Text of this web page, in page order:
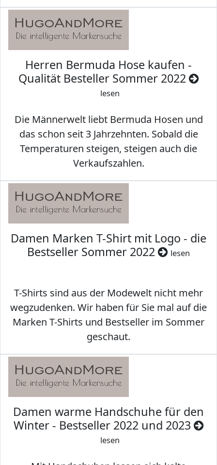
Herren Bermuda Hose kaufen -
Qualität Besteller Sommer 2022
lesen
Die Männerwelt liebt Bermuda Hosen und
das schon seit 3 Jahrzehnten. Sobald die
Temperaturen steigen, steigen auch die
Verkaufszahlen.
Damen Marken T-Shirt mit Logo - die
Bestseller Sommer 2022
lesen
T-Shirts sind aus der Modewelt nicht mehr
wegzudenken. Wir haben für Sie mal auf die
Marken T-Shirts und Bestseller im Sommer
geschaut.
Damen warme Handschuhe für den
Winter - Bestseller 2022 und 2023
lesen